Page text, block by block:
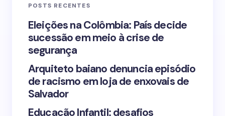
Your Comment *
Save my name and email in this browser for the
POSTS RECENTES
Eleições na Colômbia: País decide
sucessão em meio à crise de
segurança
Arquiteto baiano denuncia episódio
de racismo em loja de enxovais de
Salvador
Educação Infantil: desafios